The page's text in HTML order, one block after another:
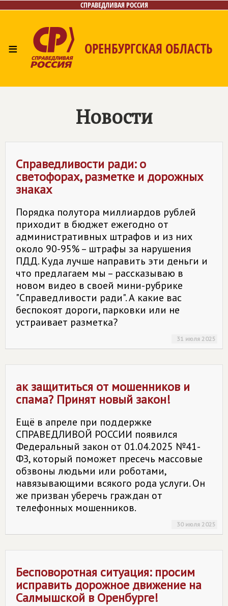
СПРАВЕДЛИВАЯ РОССИЯ
≡ ОРЕНБУРГСКАЯ ОБЛАСТЬ
Новости
Справедливости ради: о
светофорах, разметке и дорожных
знаках
Порядка полутора миллиардов рублей
приходит в бюджет ежегодно от
административных штрафов и из них
около 90-95% – штрафы за нарушения
ПДД. Куда лучше направить эти деньги и
что предлагаем мы – рассказываю в
новом видео в своей мини-рубрике
"Справедливости ради". А какие вас
беспокоят дороги, парковки или не
устраивает разметка?
31 июля 2025
ак защититься от мошенников и
спама? Принят новый закон!
Ещё в апреле при поддержке
СПРАВЕДЛИВОЙ РОССИИ появился
Федеральный закон от 01.04.2025 №41-
ФЗ, который поможет пресечь массовые
обзвоны людьми или роботами,
навязывающими всякого рода услуги. Он
же призван уберечь граждан от
телефонных мошенников.
30 июля 2025
Бесповоротная ситуация: просим
исправить дорожное движение на
Салмышской в Оренбурге!